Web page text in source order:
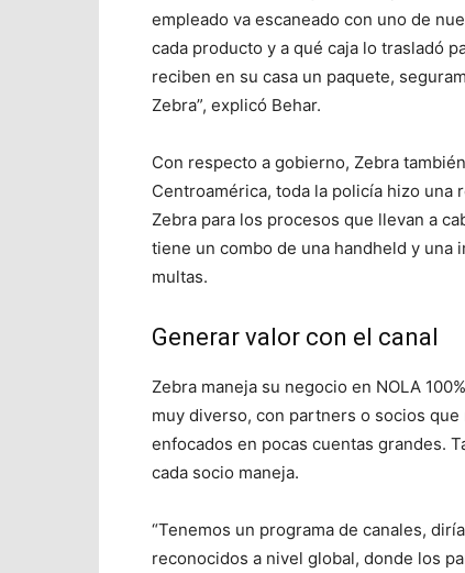
empleado va escaneado con uno de
cada producto y a qué caja lo trasladó
reciben en su casa un paquete,
Zebra”, explicó Behar.
Con respecto a gobierno, Zebra
Centroamérica, toda la policía hizo
Zebra para los procesos que llevan a
tiene un combo de una handheld y una
multas.
Generar valor con el canal
Zebra maneja su negocio en NOLA
muy diverso, con partners o socios
enfocados en pocas cuentas grandes.
cada socio maneja.
“Tenemos un programa de canales,
reconocidos a nivel global, donde los